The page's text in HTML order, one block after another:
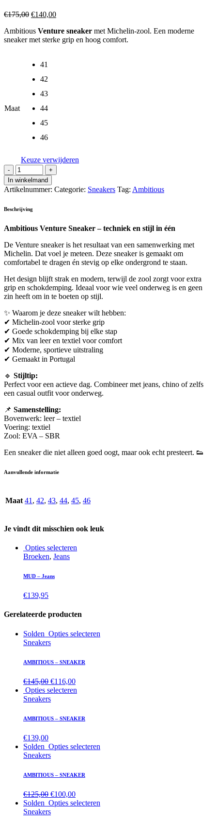
€175,00 €140,00
Ambitious Venture sneaker met Michelin-zool. Een moderne
sneaker met sterke grip en hoog comfort.
Maat
41
42
43
44
45
46
Keuze verwijderen
In winkelmand
Artikelnummer: Categorie: Sneakers Tag: Ambitious
Beschrijving
Ambitious Venture Sneaker – techniek en stijl in één
De Venture sneaker is het resultaat van een samenwerking met
Michelin. Dat voel je meteen. Deze sneaker is gemaakt om
comfortabel te dragen én stevig op elke ondergrond te staan.
Het design blijft strak en modern, terwijl de zool zorgt voor extra
grip en schokdemping. Ideaal voor wie veel onderweg is en geen
zin heeft om in te boeten op stijl.
✨ Waarom je deze sneaker wilt hebben:
✔ Michelin-zool voor sterke grip
✔ Goede schokdemping bij elke stap
✔ Mix van leer en textiel voor comfort
✔ Moderne, sportieve uitstraling
✔ Gemaakt in Portugal
🔹 Stijltip:
Perfect voor een actieve dag. Combineer met jeans, chino of zelfs
een casual outfit voor onderweg.
📌 Samenstelling:
Bovenwerk: leer – textiel
Voering: textiel
Zool: EVA – SBR
Een sneaker die niet alleen goed oogt, maar ook echt presteert. 👟
Aanvullende informatie
Maat 41 , 42, 43, 44, 45, 46
Je vindt dit misschien ook leuk
Opties selecteren
Broeken, Jeans
MUD – Jeans
€139,95
Gerelateerde producten
Solden Opties selecteren
Sneakers
AMBITIOUS – SNEAKER
€145,00 €116,00
Opties selecteren
Sneakers
AMBITIOUS – SNEAKER
€139,00
Solden Opties selecteren
Sneakers
AMBITIOUS – SNEAKER
€125,00 €100,00
Solden Opties selecteren
Sneakers